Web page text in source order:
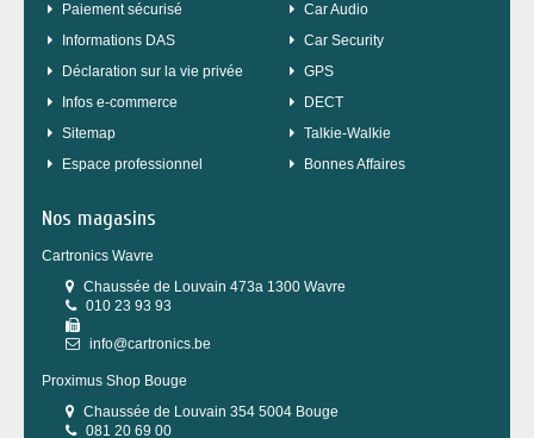
Paiement sécurisé
Informations DAS
Déclaration sur la vie privée
Infos e-commerce
sitemap
Espace professionnel
Car Audio
Car Security
GPS
DECT
Talkie-Walkie
Bonnes Affaires
Nos magasins
Cartronics Wavre
Chaussée de Louvain 473a 1300 Wavre
010 23 93 93
info@cartronics.be
Proximus Shop Bouge
Chaussée de Louvain 354 5004 Bouge
081 20 69 00